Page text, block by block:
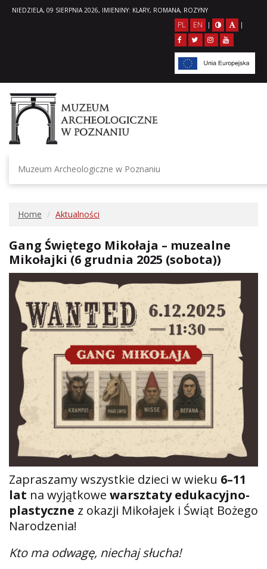
NIEDZIELA, 09 SIERPNIA 2026, IMIENINY: KLARY, ROMANA, ROZYNY
PL EN | |
Muzeum Archeologiczne w Poznaniu
Home Aktualności
Gang Świętego Mikołaja – muzealne
Mikołajki (6 grudnia 2025 (sobota))
Zapraszamy wszystkie dzieci w wieku 6–11
lat na wyjątkowe warsztaty edukacyjno-
plastyczne z okazji Mikołajek i Świąt Bożego
Narodzenia!
Kto ma odwagę, niechaj słucha!